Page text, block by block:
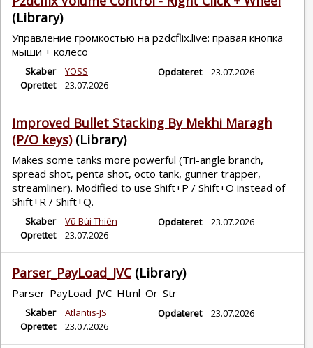
(Library)
Управление громкостью на pzdcflix.live: правая кнопка
мыши + колесо
Skaber
YOSS
Oprettet
23.07.2026
Opdateret 23.07.2026
Improved Bullet Stacking By Mekhi Maragh
(P/O keys) (Library)
Makes some tanks more powerful (Tri-angle branch,
spread shot, penta shot, octo tank, gunner trapper,
streamliner). Modified to use Shift+P / Shift+O instead of
Shift+R / Shift+Q.
Skaber
Vũ Bùi Thiên
Oprettet
23.07.2026
Opdateret 23.07.2026
Parser_PayLoad_JVC (Library)
Parser_PayLoad_JVC_Html_Or_Str
Skaber
Atlantis-JS
Oprettet
23.07.2026
Opdateret 23.07.2026